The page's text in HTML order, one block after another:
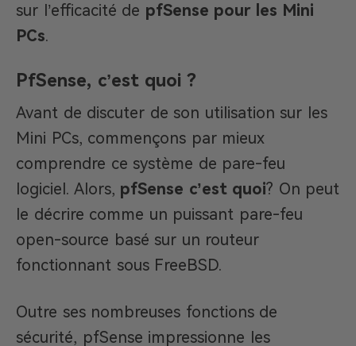
sur l’efficacité de pfSense pour les Mini
PCs.
PfSense, c’est quoi ?
Avant de discuter de son utilisation sur les
Mini PCs, commençons par mieux
comprendre ce système de pare-feu
logiciel. Alors, pfSense c’est quoi? On peut
le décrire comme un puissant pare-feu
open-source basé sur un routeur
fonctionnant sous FreeBSD.
Outre ses nombreuses fonctions de
sécurité, pfSense impressionne les